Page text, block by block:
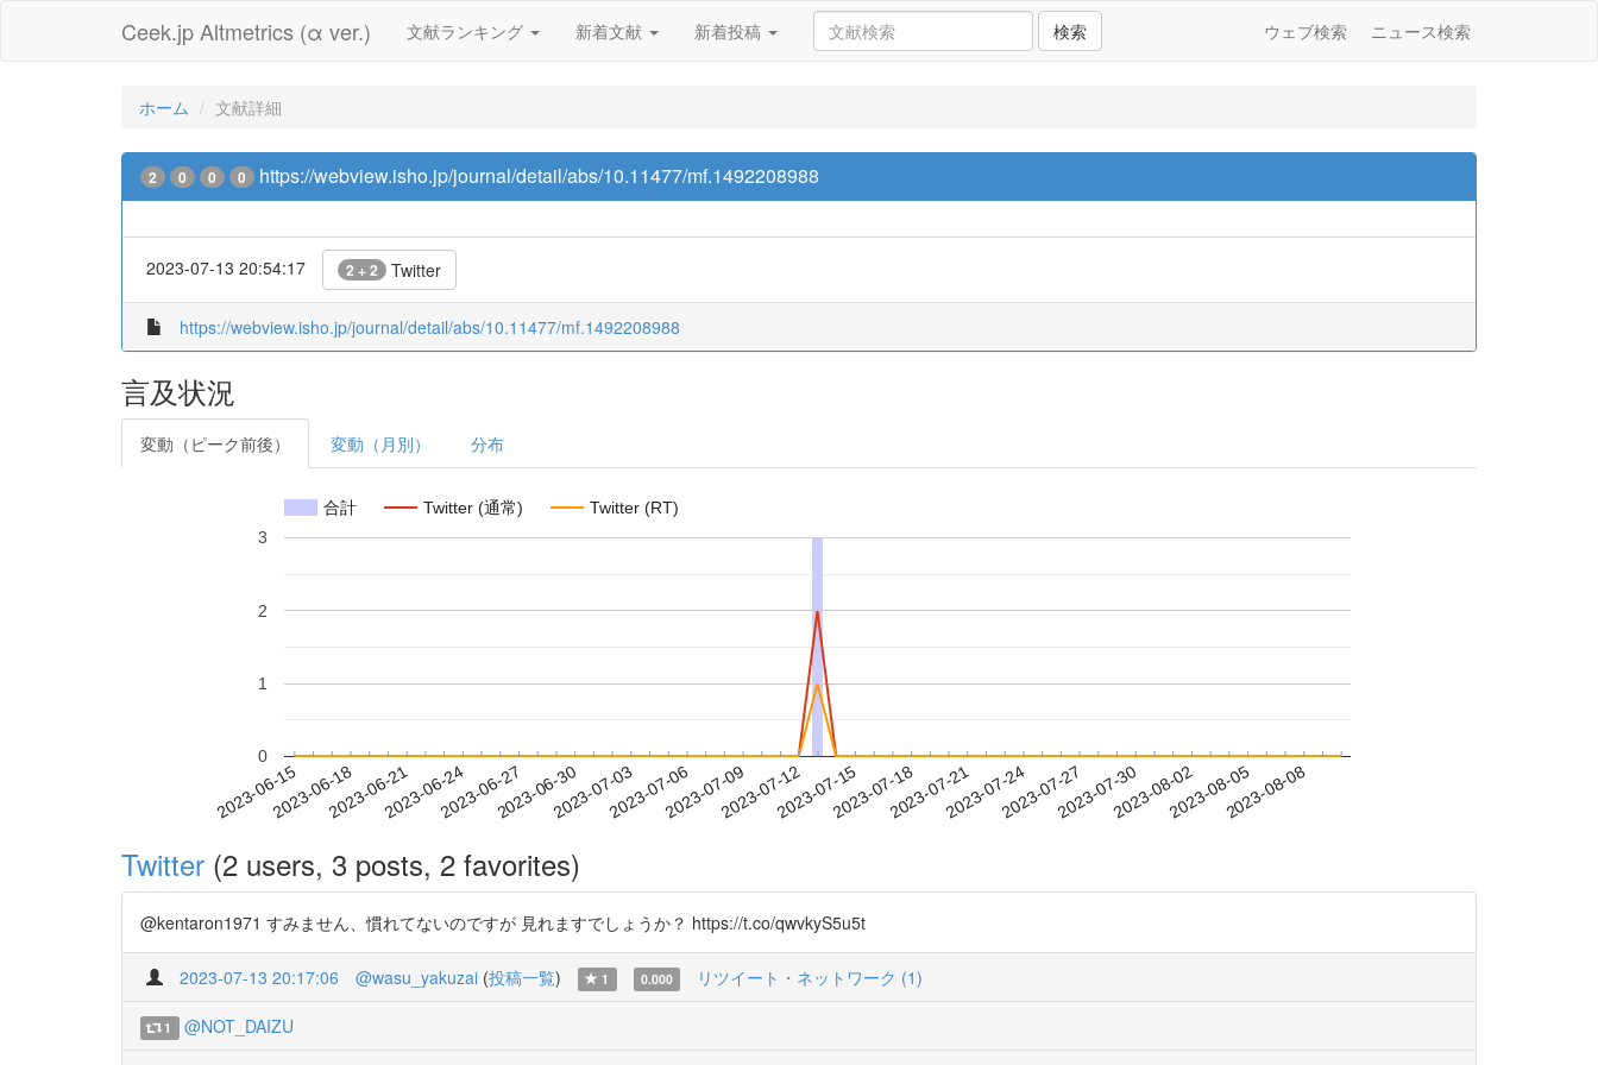
Ceek.jp Altmetrics (α ver.) 文献ランキング 新着文献 新着投稿 検索 ウェブ検索 ニュース検索
ホーム 文献詳細
2 0 0 0 https://webview.isho.jp/journal/detail/abs/10.11477/mf.1492208988
2023-07-13 20:54:17 2 + 2 Twitter
https://webview.isho.jp/journal/detail/abs/10.11477/mf.1492208988
言及状況
変動（ピーク前後） 変動（月別） 分布
合計 Twitter (通常) Twitter (RT)
2023-06-152023-06-182023-06-212023-06-242023-06-272023-06-302023-07-032023-07-062023-07-092023-07-122023-07-152023-07-182023-07-212023-07-242023-07-272023-07-302023-08-022023-08-052023-08-08
0
1
2
3
Twitter (2 users, 3 posts, 2 favorites)
@kentaron1971 すみません、慣れてないのですが 見れますでしょうか？ https://t.co/qwvkyS5u5t
2023-07-13 20:17:06 @wasu_yakuzai (投稿一覧) 1 0.000 リツイート・ネットワーク (1)
1 @NOT_DAIZU